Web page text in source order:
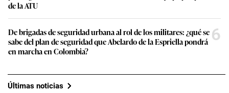
de la ATU
De brigadas de seguridad urbana al rol de los militares: ¿qué se
sabe del plan de seguridad que Abelardo de la Espriella pondrá
en marcha en Colombia?
6
Últimas noticias